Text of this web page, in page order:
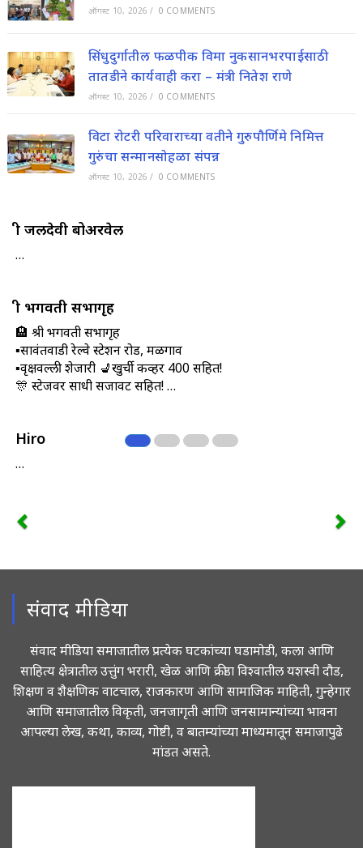
ऑगस्ट 10, 2026 / 0 COMMENTS
सिंधुदुर्गातील फळपीक विमा नुकसानभरपाईसाठी
तातडीने कार्यवाही करा – मंत्री नितेश राणे
ऑगस्ट 10, 2026 / 0 COMMENTS
विटा रोटरी परिवाराच्या वतीने गुरुपौर्णिमे निमित्त
गुरुंचा सन्मानसोहळा संपन्न
ऑगस्ट 10, 2026 / 0 COMMENTS
श्री जलदेवी बोअरवेल
…
श्री भगवती सभागृह
🏨 श्री भगवती सभागृह
▪सावंतवाडी रेल्वे स्टेशन रोड, मळगाव
▪वृक्षवल्ली शेजारी 💺खुर्ची कव्हर 400 सहित!
🎊 स्टेजवर साधी सजावट सहित! …
Hiro
…
संवाद मीडिया
संवाद मीडिया समाजातील प्रत्येक घटकांच्या घडामोडी, कला आणि
साहित्य क्षेत्रातील उत्तुंग भरारी, खेळ आणि क्रीडा विश्वातील यशस्वी दौड,
शिक्षण व शैक्षणिक वाटचाल, राजकारण आणि सामाजिक माहिती, गुन्हेगार
आणि समाजातील विकृती, जनजागृती आणि जनसामान्यांच्या भावना
आपल्या लेख, कथा, काव्य, गोष्टी, व बातम्यांच्या माध्यमातून समाजापुढे
मांडत असते.